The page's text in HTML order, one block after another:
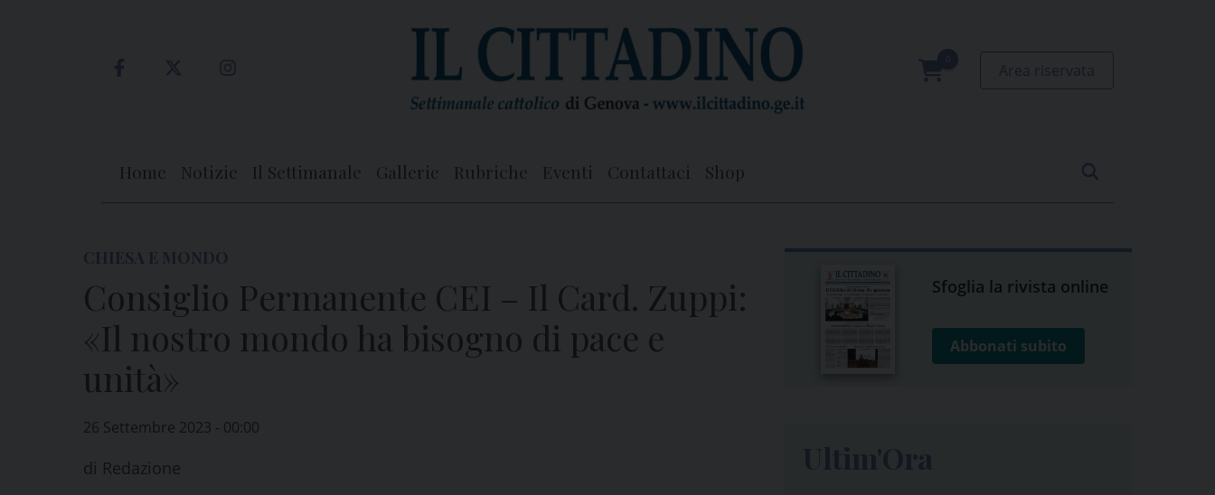
Home Notizie Il Settimanale Gallerie Rubriche Eventi Contattaci Shop
Consiglio Permanente CEI – Il Card. Zuppi:
«Il nostro mondo ha bisogno di pace e
unità»
26 Settembre 2023 - 00:00
di Redazione
Sfoglia la rivista online
Abbonati subito